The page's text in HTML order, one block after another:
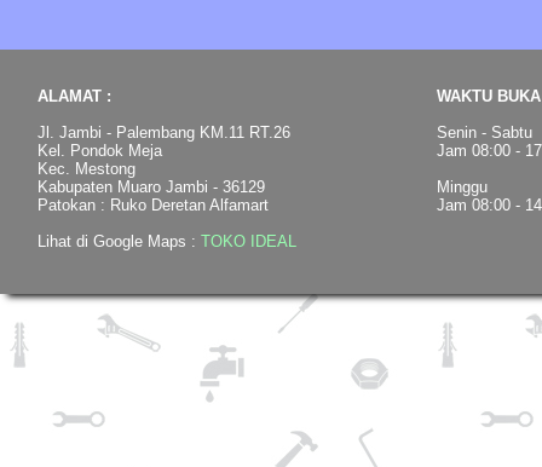
ALAMAT :
Jl. Jambi - Palembang KM.11 RT.26
Kel. Pondok Meja
Kec. Mestong
Kabupaten Muaro Jambi - 36129
Patokan : Ruko Deretan Alfamart
Lihat di Google Maps : TOKO IDEAL
WAKTU
Senin - Sabtu
Jam 08:00 -
Minggu
Jam 08:00 -